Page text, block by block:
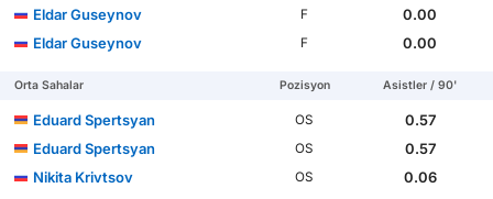
Eldar Guseynov
F
0.00
Eldar Guseynov
F 0.00
Orta Sahalar Pozisyon Asistler / 90'
Eduard Spertsyan OS
0.57
Eduard Spertsyan
OS
0.57
Nikita Krivtsov
OS
0.06